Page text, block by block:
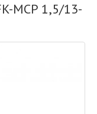
MCP 1,5/13-